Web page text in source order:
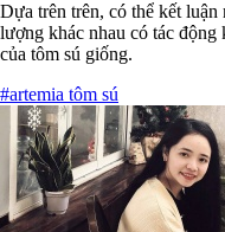
Dựa trên trên, có thể kết
lượng khác nhau có tác động
của tôm sú giống.
#artemia tôm sú